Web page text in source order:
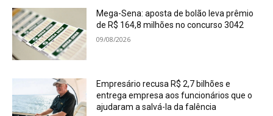
Mega-Sena: aposta de bolão leva prêmio
de R$ 164,8 milhões no concurso 3042
09/08/2026
Empresário recusa R$ 2,7 bilhões e
entrega empresa aos funcionários que o
ajudaram a salvá-la da falência